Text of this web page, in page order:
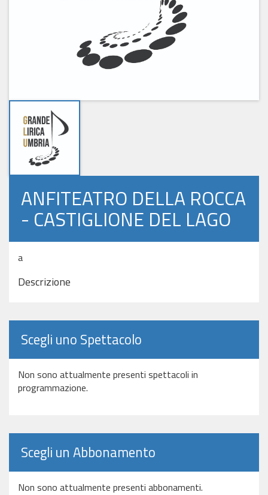
ANFITEATRO DELLA ROCCA
- CASTIGLIONE DEL LAGO
a
Descrizione
Scegli uno Spettacolo
Non sono attualmente presenti spettacoli in
programmazione.
Scegli un Abbonamento
Non sono attualmente presenti abbonamenti.